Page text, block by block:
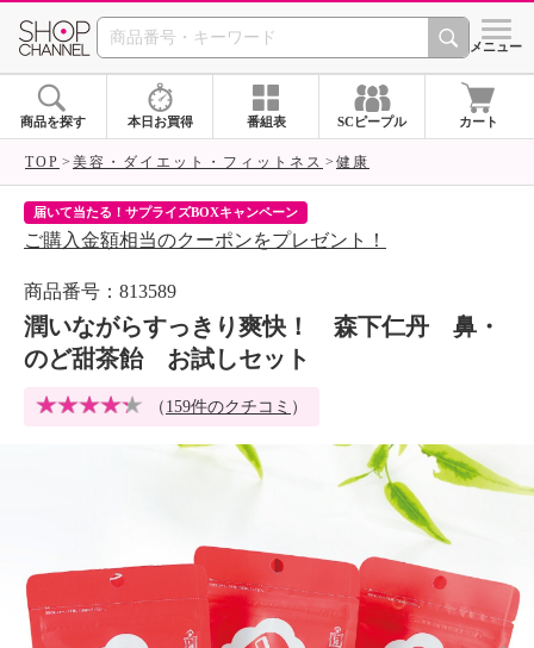
SHOP CHANNEL シメニュー
商品を探す 本日お買得 番組表 SCピープル カート
TOP 美容・ダイエット・フィットネス 健康
届いて当たる！サプライズBOXキャンペーン
ご購入金額相当のクーポンをプレゼント！
商品番号：813589
潤いながらすっきり爽快！ 森下仁丹 鼻・
のど甜茶飴 お試しセット
（ 159件のクチコミ ）